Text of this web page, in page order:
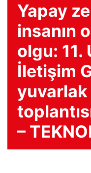
Yapay
insanın
olgu: 11.
İletişim
yuvarlak
–